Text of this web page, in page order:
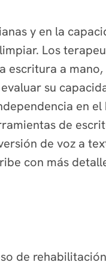
y en la
Los
escritura a mano,
su
en el
de
de voz a
con más
de